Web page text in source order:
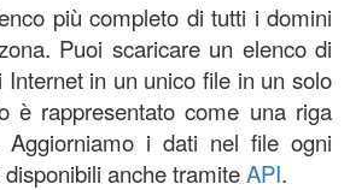
più completo di tutti i domini
Puoi scaricare un elenco di
in un unico file in un solo
è rappresentato come una riga
Aggiorniamo i dati nel file ogni
anche tramiteAPI.